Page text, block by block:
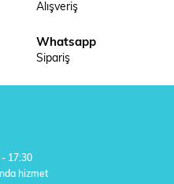
Alışveriş
Whatsapp
Sipariş
17:30
hizmet